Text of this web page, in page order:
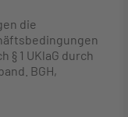
die
1 UKlaG durch
BGH,